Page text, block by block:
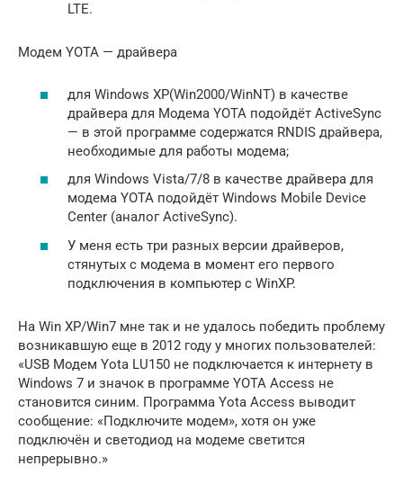
LTE.
Модем YOTA — драйвера
для Windows XP(Win2000/WinNT) в качестве
драйвера для Модема YOTA подойдёт ActiveSync
— в этой программе содержатся RNDIS драйвера,
необходимые для работы модема;
для Windows Vista/7/8 в качестве драйвера для
модема YOTA подойдёт Windows Mobile Device
Center (аналог ActiveSync).
У меня есть три разных версии драйверов,
стянутых с модема в момент его первого
подключения в компьютер с WinXP.
На Win XP/Win7 мне так и не удалось победить проблему
возникавшую еще в 2012 году у многих пользователей:
«USB Модем Yota LU150 не подключается к интернету в
Windows 7 и значок в программе YOTA Access не
становится синим. Программа Yota Access выводит
сообщение: «Подключите модем», хотя он уже
подключён и светодиод на модеме светится
непрерывно.»